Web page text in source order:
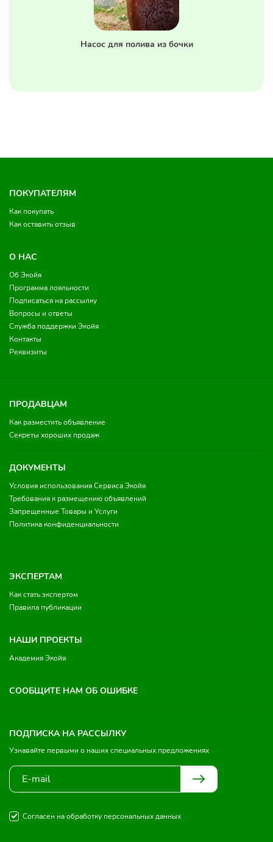
Насос для полива из бочки
ПОКУПАТЕЛЯМ
Как покупать
Как оставить отзыв
О НАС
Об Экойя
Программа лояльности
Подписаться на рассылку
Вопросы и ответы
Служба поддержки Экойя
Контакты
Реквизиты
ПРОДАВЦАМ
Как разместить объявление
Секреты хороших продаж
ДОКУМЕНТЫ
Условия использования Сервиса Экойя
Требования к размещению объявлений
Запрещенные Товары и Услуги
Политика конфиденциальности
ЭКСПЕРТАМ
Как стать экспертом
Правила публикации
НАШИ ПРОЕКТЫ
Академия Экойя
СООБЩИТЕ НАМ ОБ ОШИБКЕ
ПОДПИСКА НА РАССЫЛКУ
Узнавайте первыми о наших специальных предложениях
Согласен на обработку персональных данных